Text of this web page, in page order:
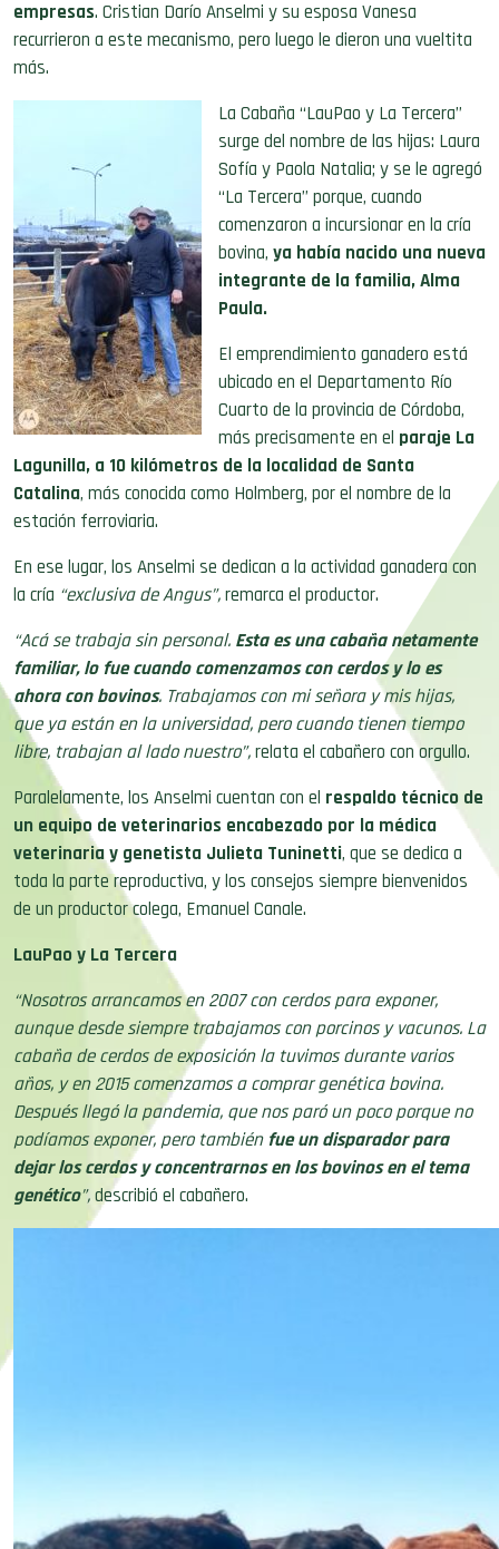
empresas. Cristian Darío Anselmi y su esposa Vanesa
recurrieron a este mecanismo, pero luego le dieron una vueltita
más.
La Cabaña “LauPao y La Tercera”
surge del nombre de las hijas: Laura
Sofía y Paola Natalia; y se le agregó
“La Tercera” porque, cuando
comenzaron a incursionar en la cría
bovina, ya había nacido una nueva
integrante de la familia, Alma
Paula.
El emprendimiento ganadero está
ubicado en el Departamento Río
Cuarto de la provincia de Córdoba,
más precisamente en el paraje La
Lagunilla, a 10 kilómetros de la localidad de Santa
Catalina, más conocida como Holmberg, por el nombre de la
estación ferroviaria.
En ese lugar, los Anselmi se dedican a la actividad ganadera con
la cría “exclusiva de Angus”,remarca el productor.
“Acá se trabaja sin personal. Esta es una cabaña netamente
familiar, lo fue cuando comenzamos con cerdos y lo es
ahora con bovinos. Trabajamos con mi señora y mis hijas,
que ya están en la universidad, pero cuando tienen tiempo
libre, trabajan al lado nuestro”,relata el cabañero con orgullo.
Paralelamente, los Anselmi cuentan con el respaldo técnico de
un equipo de veterinarios encabezado por la médica
veterinaria y genetista Julieta Tuninetti, que se dedica a
toda la parte reproductiva, y los consejos siempre bienvenidos
de un productor colega, Emanuel Canale.
LauPao y La Tercera
“Nosotros arrancamos en 2007 con cerdos para exponer,
aunque desde siempre trabajamos con porcinos y vacunos. La
cabaña de cerdos de exposición la tuvimos durante varios
años, y en 2015 comenzamos a comprar genética bovina.
Después llegó la pandemia, que nos paró un poco porque no
podíamos exponer, pero tambiénfue un disparador para
dejar los cerdos y concentrarnos en los bovinos en el tema
genético”,describió el cabañero.